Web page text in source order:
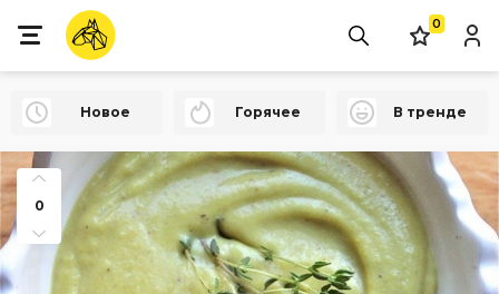
0
Новое Горячее В тренде
0